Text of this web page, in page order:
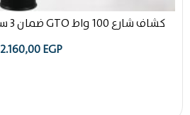
كشاف شارع 100 واط GTO ضمان 3 سنين سامسونج تيراست
2.160,00EGP